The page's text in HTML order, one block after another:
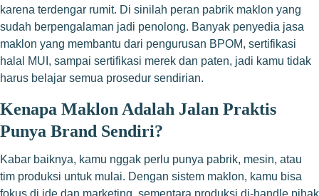
karena terdengar rumit. Di sinilah peran pabrik maklon yang
sudah berpengalaman jadi penolong. Banyak penyedia jasa
maklon yang membantu dari pengurusan BPOM, sertifikasi
halal MUI, sampai sertifikasi merek dan paten, jadi kamu tidak
harus belajar semua prosedur sendirian.
Kenapa Maklon Adalah Jalan Praktis
Punya Brand Sendiri?
Kabar baiknya, kamu nggak perlu punya pabrik, mesin, atau
tim produksi untuk mulai. Dengan sistem maklon, kamu bisa
fokus di ide dan marketing, sementara produksi di-handle pihak